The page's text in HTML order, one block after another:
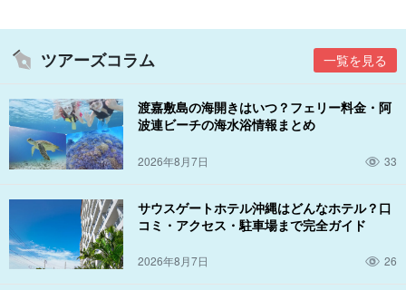
ツアーズコラム 一覧を見る
渡嘉敷島の海開きはいつ？フェリー料金・阿
波連ビーチの海水浴情報まとめ
2026年8月7日 33
サウスゲートホテル沖縄はどんなホテル？口
コミ・アクセス・駐車場まで完全ガイド
2026年8月7日 26